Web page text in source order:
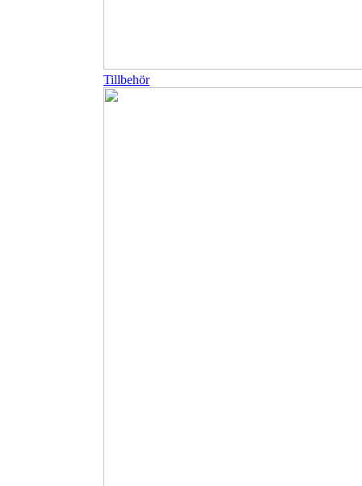
Tillbehör